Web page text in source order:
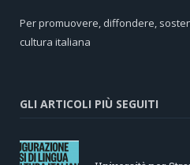
Per promuovere, diffondere,
cultura italiana
GLI ARTICOLI PIÙ SEGUITI